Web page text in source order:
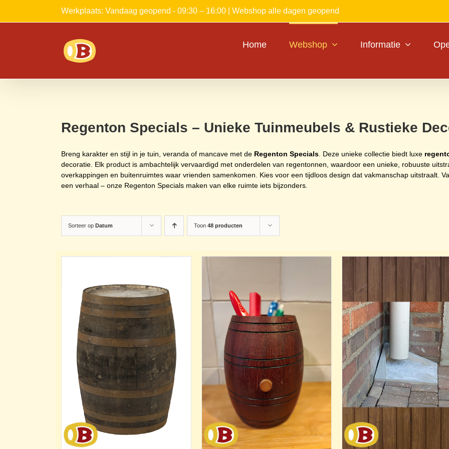
Werkplaats: Vandaag geopend - 09:30 – 16:00 | Webshop alle dagen geopend
Home Webshop Informatie
Regenton Specials – Unieke Tuinmeubels & Rustieke
Breng karakter en stijl in je tuin, veranda of mancave met de Regenton Specials . Deze unieke collectie biedt luxe
decoratie. Elk product is ambachtelijk vervaardigd met onderdelen van regentonnen, waardoor een unieke, robuuste
overkappingen en buitenruimtes waar vrienden samenkomen. Kies voor een tijdloos design dat vakmanschap uitstraalt.
een verhaal – onze Regenton Specials maken van elke ruimte iets bijzonders.
Sorteer op Datum Toon 48 producten